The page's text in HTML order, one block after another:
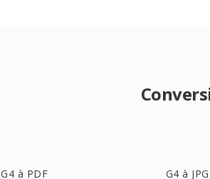
G4 à PDF G4 à JPG